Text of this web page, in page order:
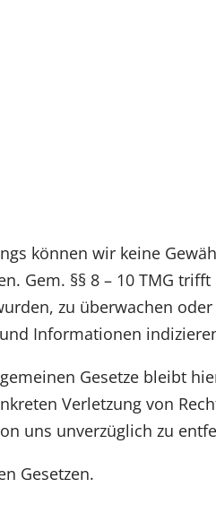
können wir keine
Gem. §§ 8 – 10 TMG trifft
zu überwachen oder
Informationen
Gesetze bleibt
Verletzung von
uns unverzüglich zu
Gesetzen.